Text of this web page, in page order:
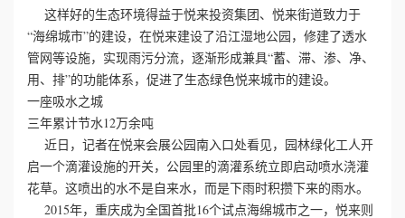
产
这样好的生态环境得益于悦来投资集团、悦来街道致力于
“海绵城市”的建设，在悦来建设了沿江湿地公园，修建了透水
管网等设施，实现雨污分流，逐渐形成兼具“蓄、滞、渗、净、
用、排”的功能体系，促进了生态绿色悦来城市的建设。
一座吸水之城
三年累计节水12万余吨
近日，记者在悦来会展公园南入口处看见，园林绿化工人开
启一个滴灌设施的开关，公园里的滴灌系统立即启动喷水浇灌
花草。这喷出的水不是自来水，而是下雨时积攒下来的雨水。
2015年，重庆成为全国首批16个试点海绵城市之一，悦来则